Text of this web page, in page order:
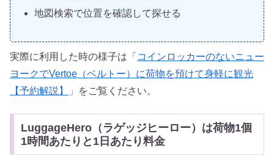
地図検索で位置を確認して探せる
実際に利用した時の様子は「 コインロッカーのないニュー
ヨークでVertoe（ベルトー）に荷物を預けて身軽に観光
【予約解説】
」をご覧ください。
LuggageHero（ラゲッジヒーロー）は荷物1個
1時間あたりと1日あたり料金